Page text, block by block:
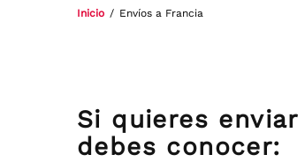
Inicio Envíos a Francia
Si quieres
debes conocer: